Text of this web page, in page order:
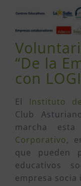
grande
“De la
con
El Instituto
Club
marcha esta
Corporativo,
que pueden
educativos
empresa socia